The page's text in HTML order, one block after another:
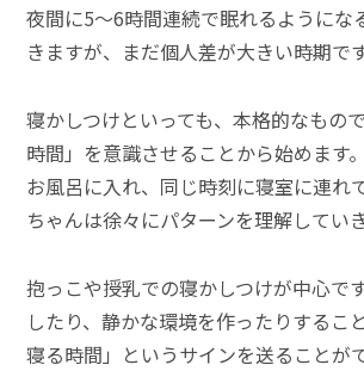
夜間に5～6時間連続で眠れるようにな
きますが、まだ個人差が大きい時期です
寝かしつけといっても、本格的なもの
時間」を意識させることから始めます
お風呂に入れ、同じ時刻に寝室に連れ
ちゃんは徐々にパターンを理解していき
抱っこや授乳での寝かしつけが中心で
したり、静かな環境を作ったりするこ
寝る時間」というサインを送ることが